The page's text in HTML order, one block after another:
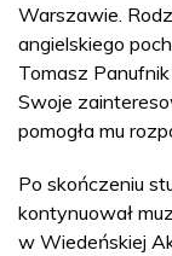
Warszawie.
angielskiego
Tomasz
Swoje
pomogła mu
Po skończeniu
kontynuował
w Wiedeńskiej